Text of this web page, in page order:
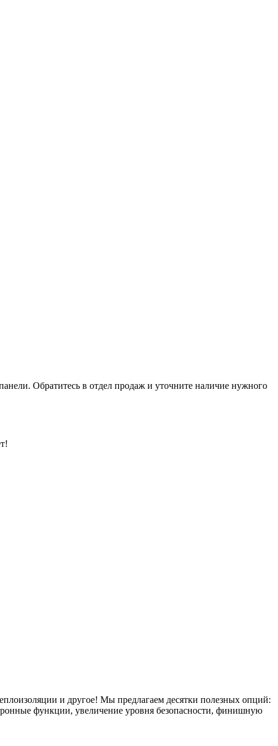
Обратитесь в отдел продаж и уточните наличие нужного
и другое! Мы предлагаем десятки полезных опций:
функции, увеличение уровня безопасности, финишную